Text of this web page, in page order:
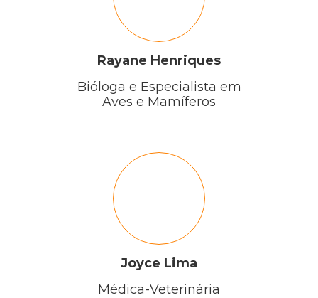
Rayane Henriques
Bióloga e Especialista em
Aves e Mamíferos
Joyce Lima
Médica-Veterinária